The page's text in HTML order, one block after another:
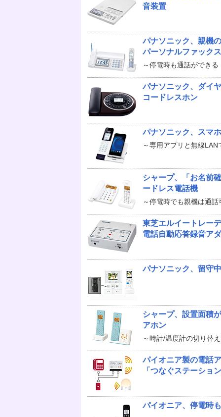
音装置
パナソニック、親機
パーソナルファックス
～停電時も通話ができ
パナソニック、ダイ
コードレスホン
パナソニック、スマ
～専用アプリと無線LAN
シャープ、「お名前
ードレス電話機
～停電時でも親機は通話
東芝エルイートレー
電話自動応答録音ア
パナソニック、留守
シャープ、設置面積
アホン
～時計/温度計の切り替
パイオニア製の電話
「つなぐステーショ
パイオニア、停電時